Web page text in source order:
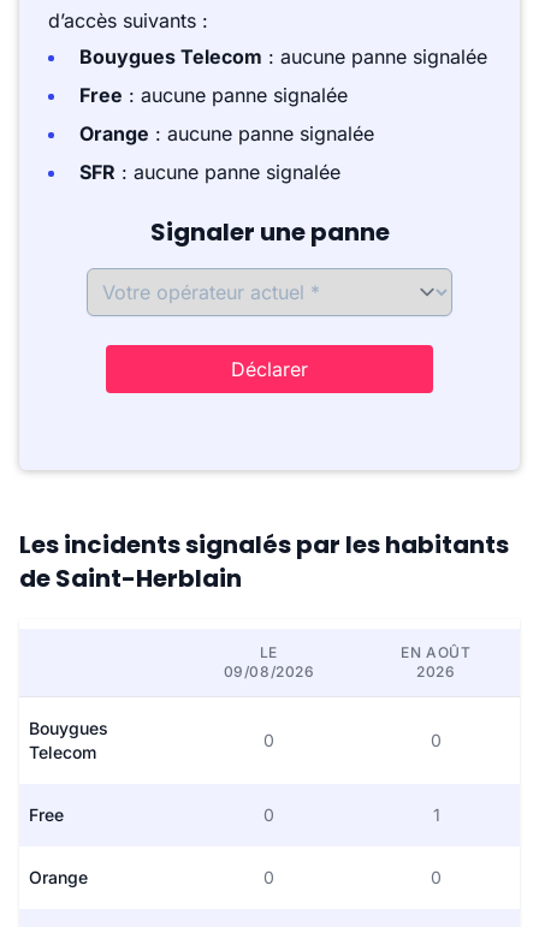
d’accès suivants :
Bouygues Telecom : aucune panne signalée
Free : aucune panne signalée
Orange : aucune panne signalée
SFR : aucune panne signalée
Signaler une panne
Déclarer
Les incidents signalés par les habitants
de Saint-Herblain
LE
09/08/2026
EN AOÛT
2026
Bouygues
Telecom
0 0
Free 0 1
Orange 0 0